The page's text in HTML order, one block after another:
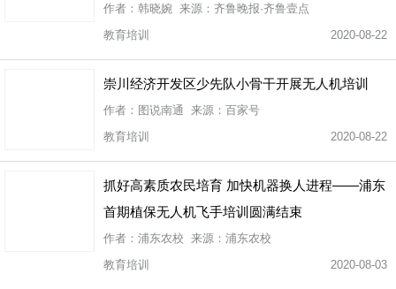
作者：韩晓婉 来源：齐鲁晚报·齐鲁壹点
教育培训
2020-08-22
崇川经济开发区少先队小骨干开展无人机培训
作者：图说南通 来源：百家号
教育培训
2020-08-22
抓好高素质农民培育 加快机器换人进程——浦东
首期植保无人机飞手培训圆满结束
作者：浦东农校 来源：浦东农校
教育培训
2020-08-03